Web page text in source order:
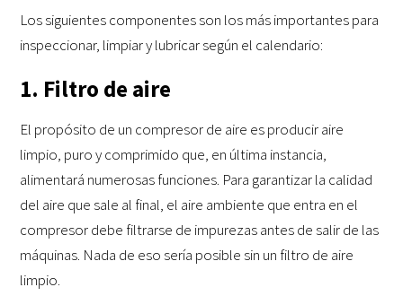
Los siguientes componentes son los más importantes para
inspeccionar, limpiar y lubricar según el calendario:
1. Filtro de aire
El propósito de un compresor de aire es producir aire
limpio, puro y comprimido que, en última instancia,
alimentará numerosas funciones. Para garantizar la calidad
del aire que sale al final, el aire ambiente que entra en el
compresor debe filtrarse de impurezas antes de salir de las
máquinas. Nada de eso sería posible sin un filtro de aire
limpio.